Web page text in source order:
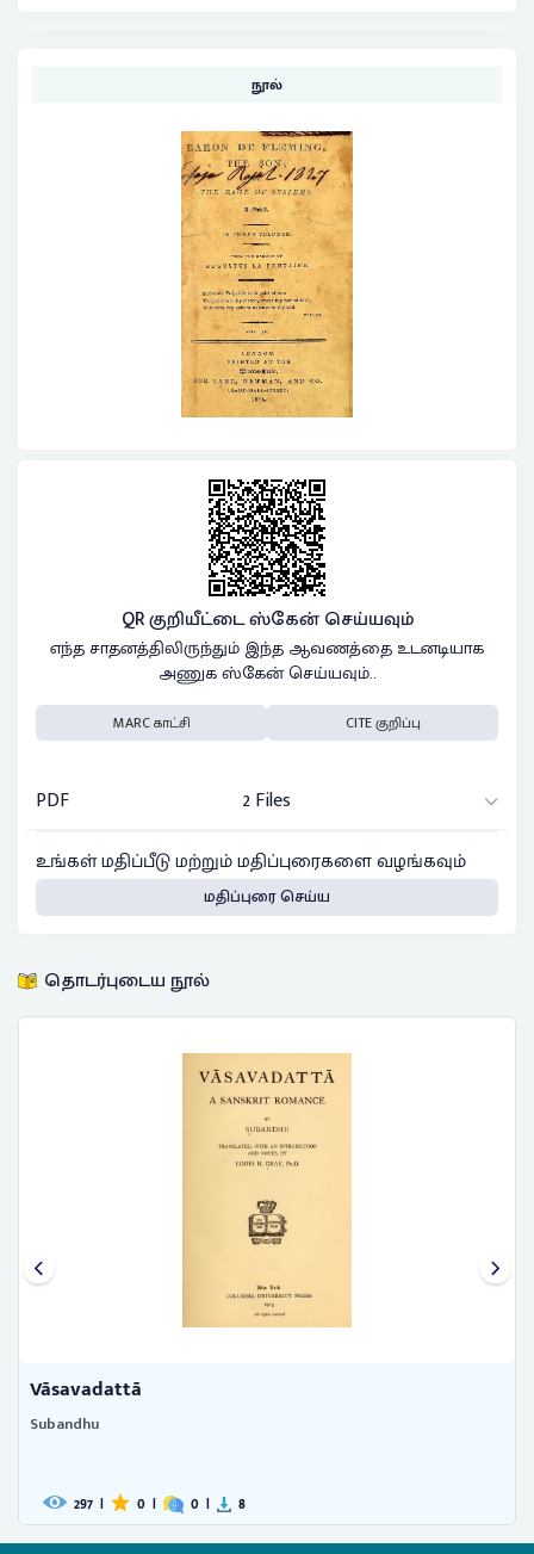
நூல்
QR குறியீட்டை ஸ்கேன் செய்யவும்
எந்த சாதனத்திலிருந்தும் இந்த ஆவணத்தை உடனடியாக
அணுக ஸ்கேன் செய்யவும்..
MARC காட்சி CITE குறிப்பு
PDF
2 Files
உங்கள் மதிப்பீடு மற்றும் மதிப்புரைகளை வழங்கவும்
மதிப்புரை செய்ய
தொடர்புடைய நூல்
Vāsavadattā
Subandhu
297 | 0 | 0 | 8